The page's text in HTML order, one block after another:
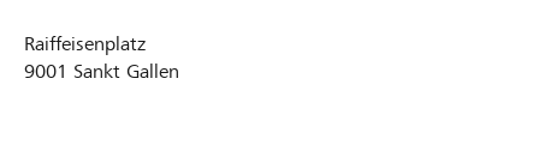
Raiffeisenplatz
9001 Sankt Gallen